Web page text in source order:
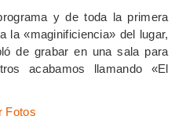
y de toda la primera
la «maginificiencia» del lugar,
de grabar en una sala para
acabamos llamando «El
Fotos